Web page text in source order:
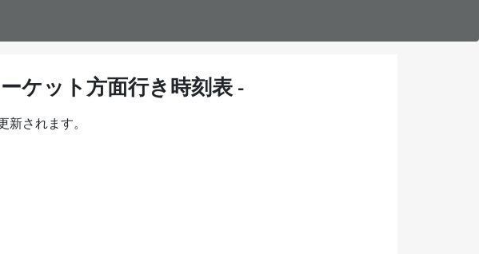
よ
を
ケット方面行き時刻表 -
新されます。